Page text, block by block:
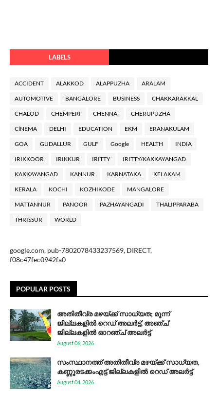
LABELS
ACCIDENT ALAKKOD ALAPPUZHA ARALAM
AUTOMOTIVE BANGALORE BUSINESS CHAKKARAKKAL
CHALOD CHEMPERI CHENNAl CHERUPUZHA
ClNEMA DELHI EDUCATION EKM ERANAKULAM
GOA GUDALLUR GULF Google HEALTH INDIA
IRIKKOOR IRIKKUR IRITTY IRITTY/KAKKAYANGAD
KAKKAYANGAD KANNUR KARNATAKA KELAKAM
KERALA KOCHI KOZHIKODE MANGALORE
MATTANNUR PANOOR PAZHAYANGADI THALIPPARABA
THRISSUR WORLD
google.com, pub-7802078433237569, DIRECT,
f08c47fec0942fa0
POPULAR POSTS
അതിതീവ്ര മഴയ്ക്ക് സാധ്യത; മൂന്ന്
ജില്ലകളിൽ റെഡ് അലർട്ട്, അഞ്ച്
ജില്ലകളിൽ ഓറഞ്ച് അലർട്ട്
August 06, 2026
സം​സ്ഥാ​ന​ത്ത് അ​തി​തീ​വ്ര മ​ഴ​യ്ക്ക് സാ​ധ്യ​ത,
കണ്ണൂരടക്കംഎ​ട്ട് ജി​ല്ല​ക​ളി​ൽ റെ​ഡ് അ​ലർ​ട്ട്
August 04, 2026